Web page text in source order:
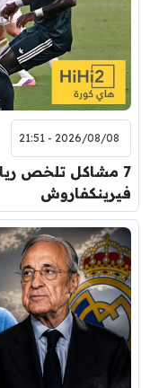
2026/08/08 - 21:51
7 مشاكل تلخص
فيرينكفاروش